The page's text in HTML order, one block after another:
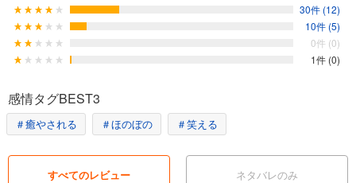
30件 (12)
10件 (5)
0件 (0)
1件 (0)
感情タグBEST3
＃癒やされる ＃ほのぼの ＃笑える
すべてのレビュー ネタバレのみ